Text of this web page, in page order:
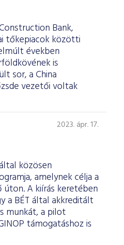
Bank,
tőkepiacok közötti
években
is
sor, a China
vezetői voltak
2023. ápr. 17.
közösen
amelynek célja a
A kiírás keretében
a BÉT által akkreditált
munkát, a pilot
támogatáshoz is